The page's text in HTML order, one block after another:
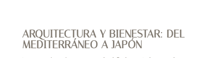
ARQUITECTURA Y BIENESTAR: DEL
MEDITERRÁNEO A JAPÓN